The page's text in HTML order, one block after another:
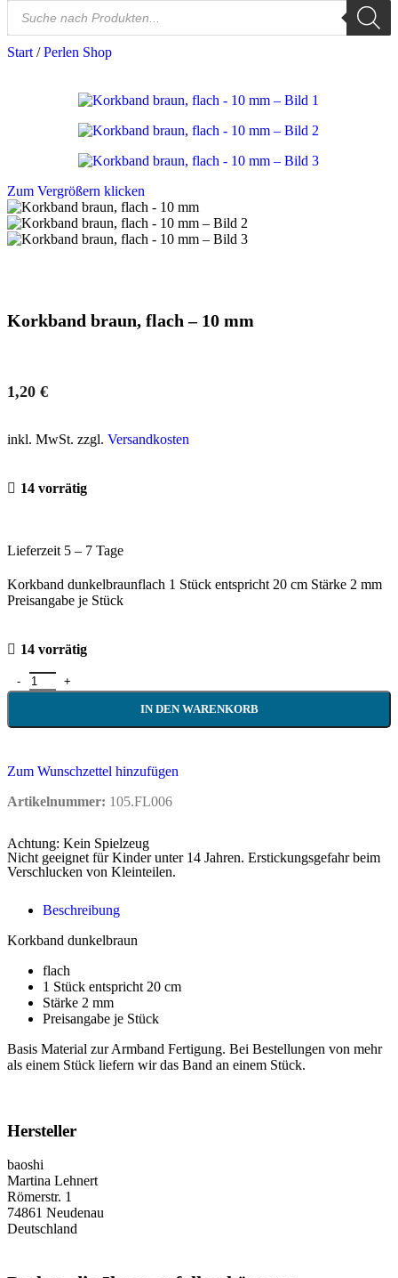
Start / Perlen Shop
Zum Vergrößern klicken
Korkband braun, flach – 10 mm
1,20 €
inkl. MwSt. zzgl. Versandkosten
14 vorrätig
Lieferzeit 5 – 7 Tage
Korkband dunkelbraunflach 1 Stück entspricht 20 cm Stärke 2 mm
Preisangabe je Stück
14 vorrätig
IN DEN WARENKORB
Zum Wunschzettel hinzufügen
Artikelnummer: 105.FL006
Achtung: Kein Spielzeug
Nicht geeignet für Kinder unter 14 Jahren. Erstickungsgefahr beim
Verschlucken von Kleinteilen.
Beschreibung
Korkband dunkelbraun
flach
1 Stück entspricht 20 cm
Stärke 2 mm
Preisangabe je Stück
Basis Material zur Armband Fertigung. Bei Bestellungen von mehr
als einem Stück liefern wir das Band an einem Stück.
Hersteller
baoshi
Martina Lehnert
Römerstr. 1
74861 Neudenau
Deutschland